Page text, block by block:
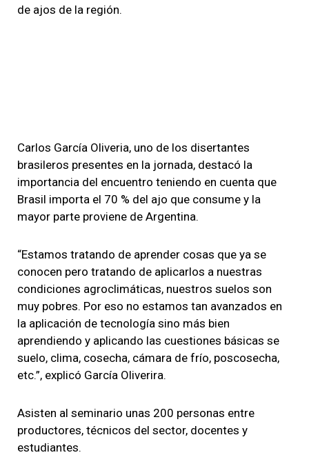
de ajos de la región.
Carlos García Oliveria, uno de los disertantes
brasileros presentes en la jornada, destacó la
importancia del encuentro teniendo en cuenta que
Brasil importa el 70 % del ajo que consume y la
mayor parte proviene de Argentina.
“Estamos tratando de aprender cosas que ya se
conocen pero tratando de aplicarlos a nuestras
condiciones agroclimáticas, nuestros suelos son
muy pobres. Por eso no estamos tan avanzados en
la aplicación de tecnología sino más bien
aprendiendo y aplicando las cuestiones básicas se
suelo, clima, cosecha, cámara de frío, poscosecha,
etc.”, explicó García Oliverira.
Asisten al seminario unas 200 personas entre
productores, técnicos del sector, docentes y
estudiantes.